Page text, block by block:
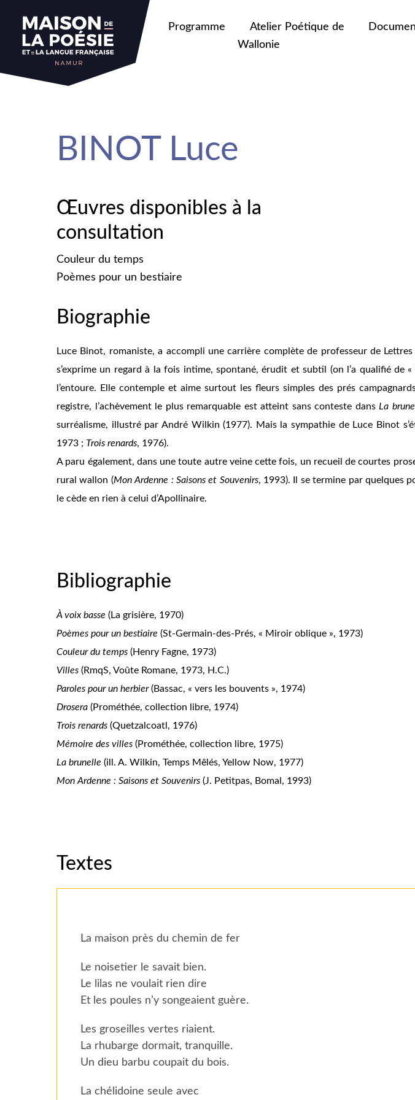
Programme
Atelier Poétique de
Wallonie
BINOT Luce
Œuvres disponibles à la
consultation
Couleur du temps
Poèmes pour un bestiaire
Biographie
Luce Binot, romaniste, a accompli une carrière complète de professeur de
s’exprime un regard à la fois intime, spontané, érudit et subtil (on l’a qualifié de «
l’entoure. Elle contemple et aime surtout les fleurs simples des prés
registre, l’achèvement le plus remarquable est atteint sans conteste dans La
surréalisme, illustré par André Wilkin (1977). Mais la sympathie de Luce Binot
1973 ; Trois renards, 1976).
A paru également, dans une toute autre veine cette fois, un recueil de courtes
rural wallon (Mon Ardenne : Saisons et Souvenirs, 1993). Il se termine par quelques
le cède en rien à celui d’Apollinaire.
Bibliographie
À voix basse (La grisière, 1970)
Poèmes pour un bestiaire (St-Germain-des-Prés, « Miroir oblique », 1973)
Couleur du temps (Henry Fagne, 1973)
Villes (RmqS, Voûte Romane, 1973, H.C.)
Paroles pour un herbier(Bassac, « vers les bouvents », 1974)
Drosera (Prométhée, collection libre, 1974)
Trois renards (Quetzalcoatl, 1976)
Mémoire des villes (Prométhée, collection libre, 1975)
La brunelle (ill. A. Wilkin, Temps Mêlés, Yellow Now, 1977)
Mon Ardenne : Saisons et Souvenirs (J. Petitpas, Bomal, 1993)
Textes
La maison près du chemin de fer
Le noisetier le savait bien.
Le lilas ne voulait rien dire
Et les poules n’y songeaient guère.
Les groseilles vertes riaient.
La rhubarge dormait, tranquille.
Un dieu barbu coupait du bois.
La chélidoine seule avec